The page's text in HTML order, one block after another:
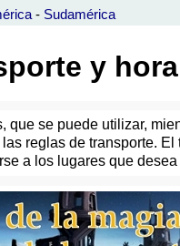
- Sudamérica
y
se puede utilizar,
reglas de transporte.
a los lugares que desea